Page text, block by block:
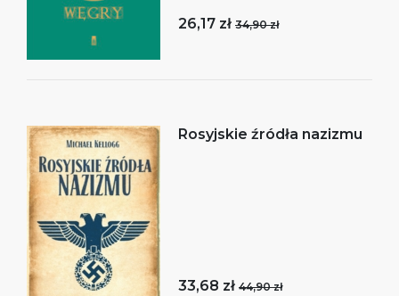
26,17 zł 34,90 zł
Rosyjskie źródła nazizmu
33,68 zł 44,90 zł